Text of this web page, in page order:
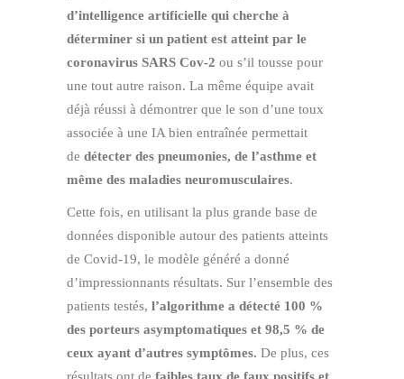
d’intelligence artificielle qui cherche à
déterminer si un patient est atteint par le
coronavirus SARS Cov-2 ou s’il tousse pour
une tout autre raison. La même équipe avait
déjà réussi à démontrer que le son d’une toux
associée à une IA bien entraînée permettait
de détecter des pneumonies, de l’asthme et
même des maladies neuromusculaires.
Cette fois, en utilisant la plus grande base de
données disponible autour des patients atteints
de Covid-19, le modèle généré a donné
d’impressionnants résultats. Sur l’ensemble des
patients testés, l’algorithme a détecté 100 %
des porteurs asymptomatiques et 98,5 % de
ceux ayant d’autres symptômes. De plus, ces